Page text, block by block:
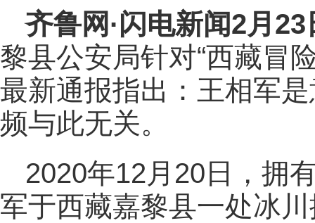
齐鲁网 ·闪电新闻2月23
黎县公安局针对“西藏冒
最新通报指出：王相军
频与此无关。
2020年12月20日，拥
军于西藏嘉黎县一处冰